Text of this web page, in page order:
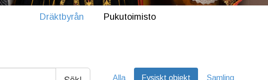
Dräktbyrån Pukutoimisto
Alla Fysiskt objekt Samling